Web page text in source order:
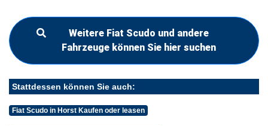
Weitere Fiat Scudo und andere
Fahrzeuge können Sie hier suchen
Stattdessen können Sie auch:
Fiat Scudo in Horst Kaufen oder leasen